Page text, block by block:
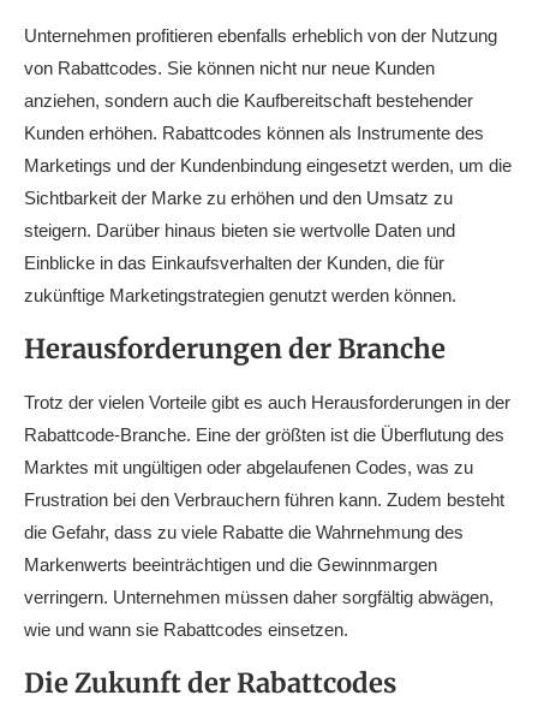
Unternehmen profitieren ebenfalls erheblich von der Nutzung
von Rabattcodes. Sie können nicht nur neue Kunden
anziehen, sondern auch die Kaufbereitschaft bestehender
Kunden erhöhen. Rabattcodes können als Instrumente des
Marketings und der Kundenbindung eingesetzt werden, um die
Sichtbarkeit der Marke zu erhöhen und den Umsatz zu
steigern. Darüber hinaus bieten sie wertvolle Daten und
Einblicke in das Einkaufsverhalten der Kunden, die für
zukünftige Marketingstrategien genutzt werden können.
Herausforderungen der Branche
Trotz der vielen Vorteile gibt es auch Herausforderungen in der
Rabattcode-Branche. Eine der größten ist die Überflutung des
Marktes mit ungültigen oder abgelaufenen Codes, was zu
Frustration bei den Verbrauchern führen kann. Zudem besteht
die Gefahr, dass zu viele Rabatte die Wahrnehmung des
Markenwerts beeinträchtigen und die Gewinnmargen
verringern. Unternehmen müssen daher sorgfältig abwägen,
wie und wann sie Rabattcodes einsetzen.
Die Zukunft der Rabattcodes